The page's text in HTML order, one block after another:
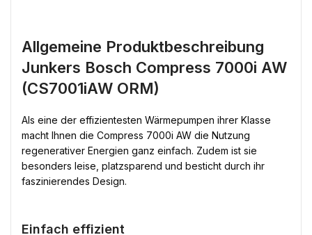
Allgemeine Produktbeschreibung
Junkers Bosch Compress 7000i AW
(CS7001iAW ORM)
Als eine der effizientesten Wärmepumpen ihrer Klasse
macht Ihnen die Compress 7000i AW die Nutzung
regenerativer Energien ganz einfach. Zudem ist sie
besonders leise, platzsparend und besticht durch ihr
faszinierendes Design.
Einfach effizient